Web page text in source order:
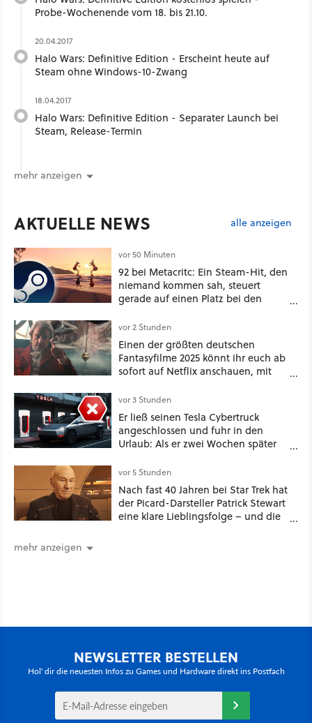
Probe-Wochenende vom 18. bis 21.10.
20.04.2017
Halo Wars: Definitive Edition - Erscheint heute auf
Steam ohne Windows-10-Zwang
18.04.2017
Halo Wars: Definitive Edition - Separater Launch bei
Steam, Release-Termin
mehr anzeigen
AKTUELLE NEWS alle anzeigen
vor 50 Minuten
92 bei Metacritc: Ein Steam-Hit, den
niemand kommen sah, steuert
gerade auf einen Platz bei den
vor 2 Stunden
Einen der größten deutschen
Fantasyfilme 2025 könnt ihr euch ab
sofort auf Netflix anschauen, mit
vor 3 Stunden
Er ließ seinen Tesla Cybertruck
angeschlossen und fuhr in den
Urlaub: Als er zwei Wochen später
mehr an [Best of GameStar]
vor 5 Stunden
Nach fast 40 Jahren bei Star Trek hat
der Picard-Darsteller Patrick Stewart
eine klare Lieblingsfolge – und die
mehr anzeigen
NEWSLETTER BESTELLEN
Hol' dir die neuesten Infos zu Games und Hardware direkt ins Postfach